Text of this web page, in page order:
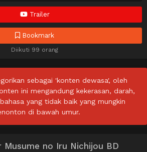
Trailer
Bookmark
Diikuti 99 orang
sebagai 'konten dewasa', oleh
ini mengandung kekerasan, darah,
yang tidak baik yang mungkin
di bawah umur.
Musume no Iru Nichijou BD